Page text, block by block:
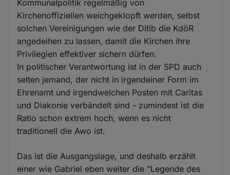
Kommunalpolitik regelmäßig von
Kirchenoffiziellen weichgeklopft werden, selbst
solchen Vereinigungen wie der Ditib die KdöR
angedeihen zu lassen, damit die Kirchen ihre
Privilegien effektiver sichern dürfen.
In politischer Verantwortung ist in der SPD auch
selten jemand, der nicht in irgendeiner Form im
Ehrenamt und irgendwelchen Posten mit Caritas
und Diakonie verbändelt sind - zumindest ist die
Ratio schon extrem hoch, wenn es nicht
traditionell die Awo ist.
Das ist die Ausgangslage, und deshalb erzählt
einer wie Gabriel eben weiter die "Legende des